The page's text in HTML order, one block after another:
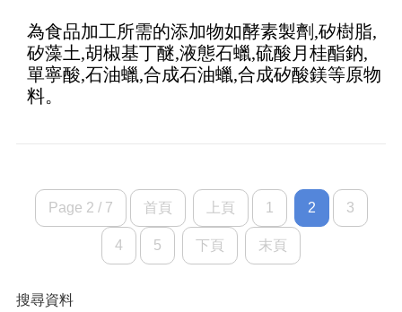
為食品加工所需的添加物如酵素製劑,矽樹脂,
矽藻土,胡椒基丁醚,液態石蠟,硫酸月桂酯鈉,
單寧酸,石油蠟,合成石油蠟,合成矽酸鎂等原物
料。
Page 2 / 7 首頁 上頁 1 2 3
4 5 下頁 末頁
搜尋資料